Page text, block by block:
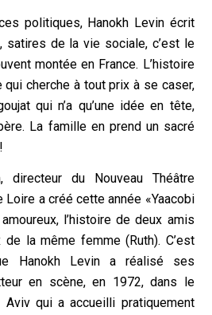
politiques, Hanokh Levin écrit
satires de la vie sociale, c’est le
montée en France. L’histoire
qui cherche à tout prix à se caser,
qui n’a qu’une idée en tête,
La famille en prend un sacré
directeur du Nouveau Théâtre
Loire a créé cette année «Yaacobi
l’histoire de deux amis
la même femme (Ruth). C’est
Hanokh Levin a réalisé ses
en scène, en 1972, dans le
qui a accueilli pratiquement